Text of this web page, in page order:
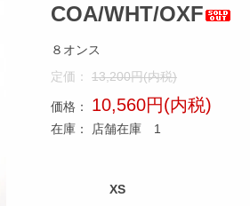
COA/WHT/OXF
８オンス
定価： 13,200円(内税)
価格： 10,560円(内税)
在庫： 店舗在庫 1
XS